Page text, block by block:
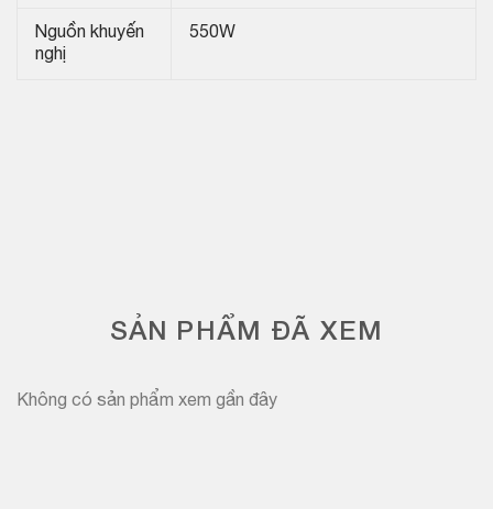
Nguồn khuyến
nghị
550W
SẢN PHẨM ĐÃ XEM
Không có sản phẩm xem gần đây